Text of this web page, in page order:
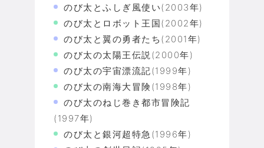
のび太とふしぎ風使い(2003年)
のび太とロボット王国(2002年)
のび太と翼の勇者たち(2001年)
のび太の太陽王伝説(2000年)
のび太の宇宙漂流記(1999年)
のび太の南海大冒険(1998年)
のび太のねじ巻き都市冒険記
(1997年)
のび太と銀河超特急(1996年)